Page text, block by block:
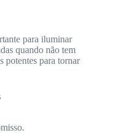
para iluminar
quando não tem
potentes para tornar